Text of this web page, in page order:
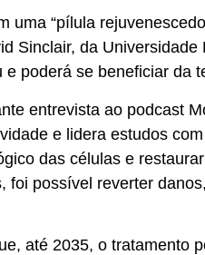
uma “pílula
Sinclair, da
poderá se beneficiar da
entrevista ao podcast
e lidera estudos
das células e
foi possível reverter
até 2035, o tratamento